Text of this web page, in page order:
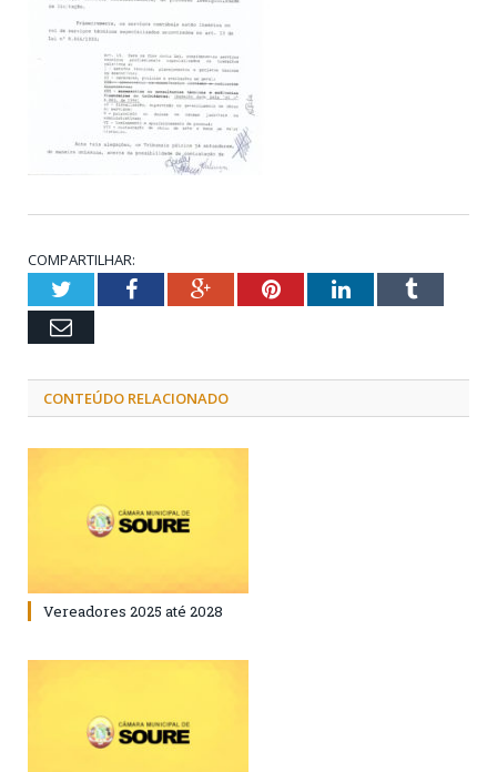
COMPARTILHAR:
TwitterFacebookGoogle+PinterestLinkedInTumblr
Email
CONTEÚDO RELACIONADO
Vereadores 2025 até 2028